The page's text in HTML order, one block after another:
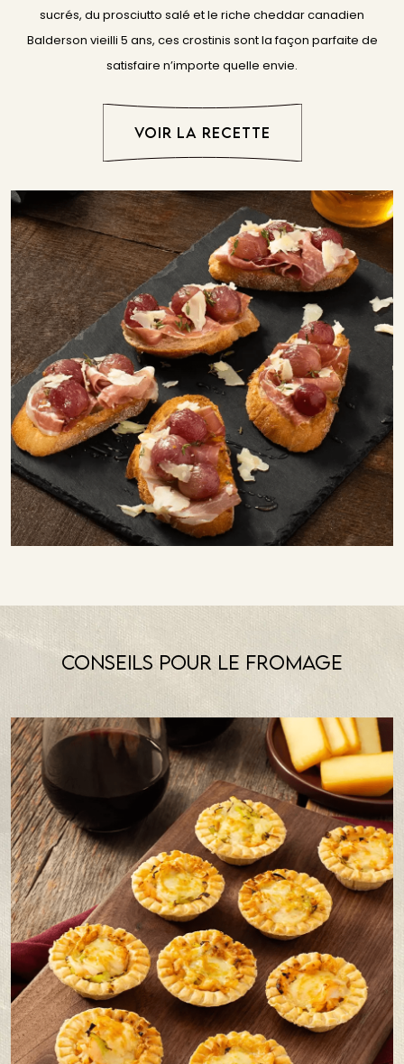
sucrés, du prosciutto salé et le riche cheddar canadien
Balderson vieilli 5 ans, ces crostinis sont la façon parfaite de
satisfaire n’importe quelle envie.
VOIR LA RECETTE
Conseils pour le fromage